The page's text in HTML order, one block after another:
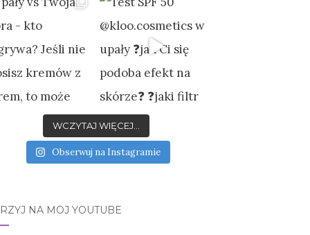
WCZYTAJ WIĘCEJ...
Obserwuj na Instagramie
NA MÓJ YOUTUBE